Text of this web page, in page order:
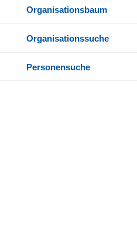
Organisationsbaum
Organisationssuche
Personensuche